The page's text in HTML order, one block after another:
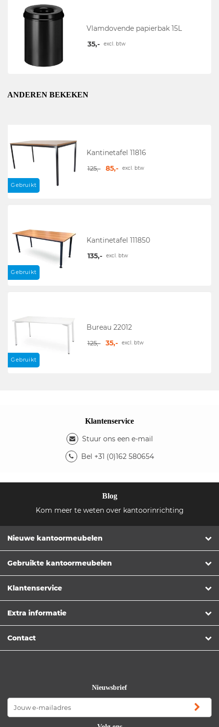
Vlamdovende papierbak 15L
35,-
excl. btw
ANDEREN BEKEKEN
Gebruikt
Kantinetafel 11816
125,- 85,- excl. btw
Gebruikt
Kantinetafel 111850
135,-
excl. btw
Gebruikt
Bureau 22012
125,- 35,- excl. btw
Klantenservice
Stuur ons een e-mail
Bel +31 (0)162 580654
Blog
Kom meer te weten over kantoorinrichting
Nieuwe kantoormeubelen
Gebruikte kantoormeubelen
Klantenservice
Extra informatie
Contact
Nieuwsbrief